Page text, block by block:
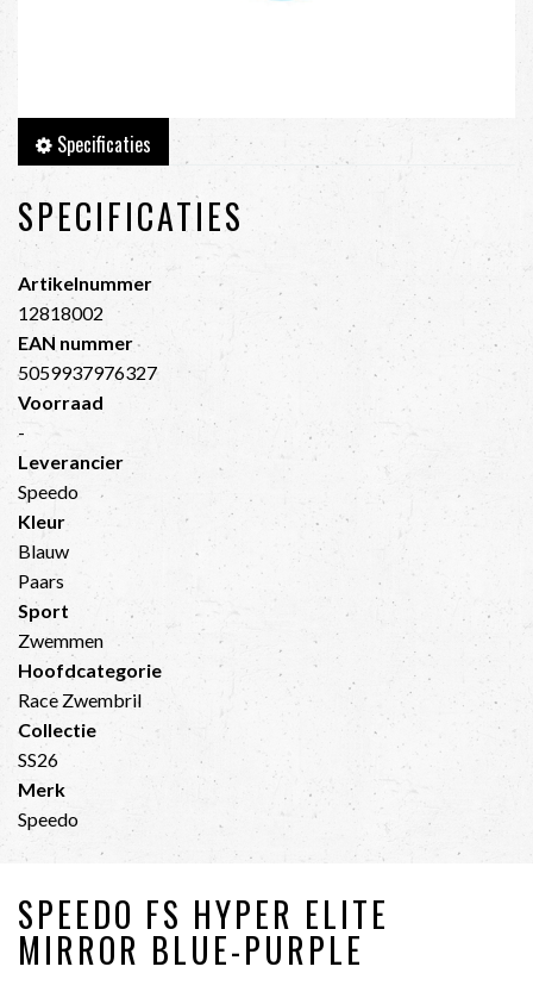
Specificaties
SPECIFICATIES
Artikelnummer
12818002
EAN nummer
5059937976327
Voorraad
-
Leverancier
Speedo
Kleur
Blauw
Paars
Sport
Zwemmen
Hoofdcategorie
Race Zwembril
Collectie
SS26
Merk
Speedo
SPEEDO FS HYPER ELITE
MIRROR BLUE-PURPLE